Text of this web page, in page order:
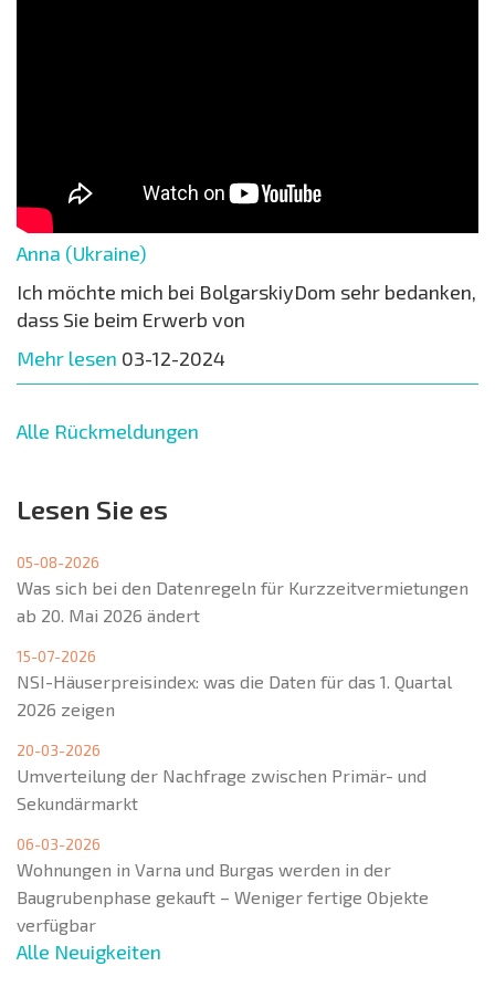
Anna (Ukraine)
Ich möchte mich bei BolgarskiyDom sehr bedanken,
dass Sie beim Erwerb von
Mehr lesen 03-12-2024
Alle Rückmeldungen
Lesen Sie es
05-08-2026
Was sich bei den Datenregeln für Kurzzeitvermietungen
ab 20. Mai 2026 ändert
15-07-2026
NSI-Häuserpreisindex: was die Daten für das 1. Quartal
2026 zeigen
20-03-2026
Umverteilung der Nachfrage zwischen Primär- und
Sekundärmarkt
06-03-2026
Wohnungen in Varna und Burgas werden in der
Baugrubenphase gekauft – Weniger fertige Objekte
verfügbar
Alle Neuigkeiten